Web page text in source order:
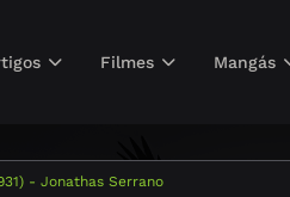
Filmes Mangás
- Jonathas Serrano